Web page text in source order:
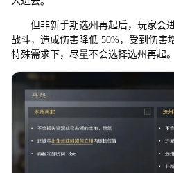
但非新手期选州再起后，玩家会
战斗，造成伤害降低 50%，受到伤害
特殊需求下，尽量不会选择选州再起。